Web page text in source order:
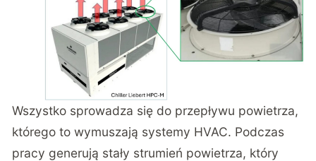
Wszystko sprowadza się do przepływu powietrza,
którego to wymuszają systemy HVAC. Podczas
pracy generują stały strumień powietrza, który